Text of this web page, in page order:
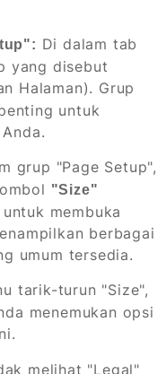
Di dalam tab
yang disebut
Halaman). Grup
untuk
grup "Page Setup",
"Size"
membuka
berbagai
umum tersedia.
tarik-turun "Size",
menemukan opsi
melihat "Legal"